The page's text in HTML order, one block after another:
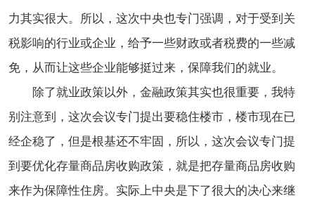
力其实很大。所以，这次中央也专门强调，对于受到关
税影响的行业或企业，给予一些财政或者税费的一些减
免，从而让这些企业能够挺过来，保障我们的就业。
除了就业政策以外，金融政策其实也很重要，我特
别注意到，这次会议专门提出要稳住楼市，楼市现在已
经企稳了，但是根基还不牢固，所以，这次会议专门提
到要优化存量商品房收购政策，就是把存量商品房收购
来作为保障性住房。实际上中央是下了很大的决心来继